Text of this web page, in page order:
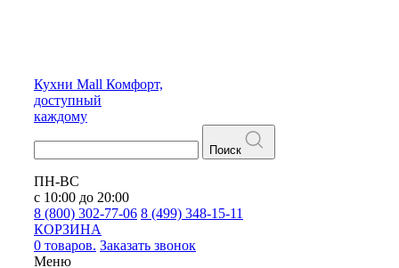
Кухни Mall Комфорт,
доступный
каждому
Поиск
ПН-ВС
с 10:00 до 20:00
8 (800) 302-77-06 8 (499) 348-15-11
КОРЗИНА
0 товаров. Заказать звонок
Меню